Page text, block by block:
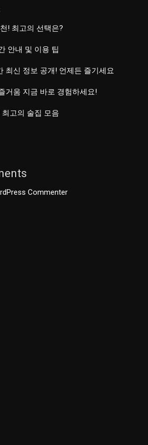
! 최고의 선택은?
안내 및 이용 팁
최신 정보 공개! 언제든 즐기세요
거움 지금 바로 경험하세요!
고의 술집 모음
Commenter